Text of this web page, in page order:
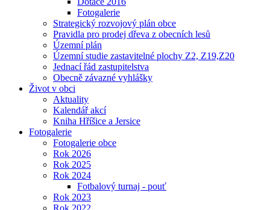
Fotogalerie
Strategický rozvojový plán obce
Pravidla pro prodej dřeva z obecních lesů
Územní plán
Územní studie zastavitelné plochy Z2, Z19,Z20
Jednací řád zastupitelstva
Obecně závazné vyhlášky
Život v obci
Aktuality
Kalendář akcí
Kniha Hříšice a Jersice
Fotogalerie
Fotogalerie obce
Rok 2026
Rok 2025
Rok 2024
Fotbalový turnaj - pouť
Rok 2023
Rok 2022